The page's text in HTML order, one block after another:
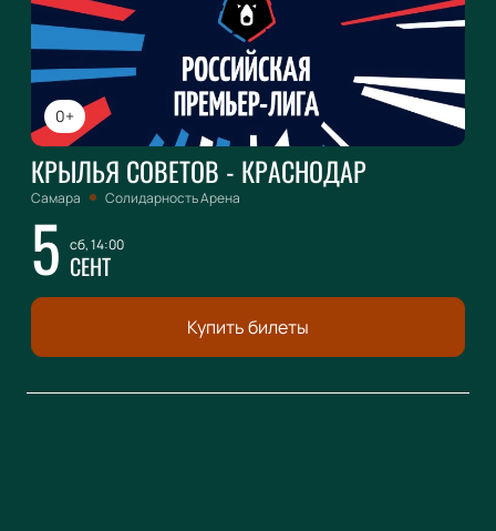
0+
КРЫЛЬЯ СОВЕТОВ - КРАСНОДАР
Самара Солидарность Арена
5 сб, 14:00
СЕНТ
Купить билеты